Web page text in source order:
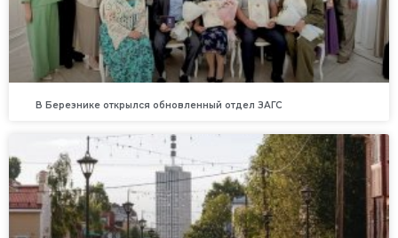
В Березнике открылся обновленный отдел ЗАГС